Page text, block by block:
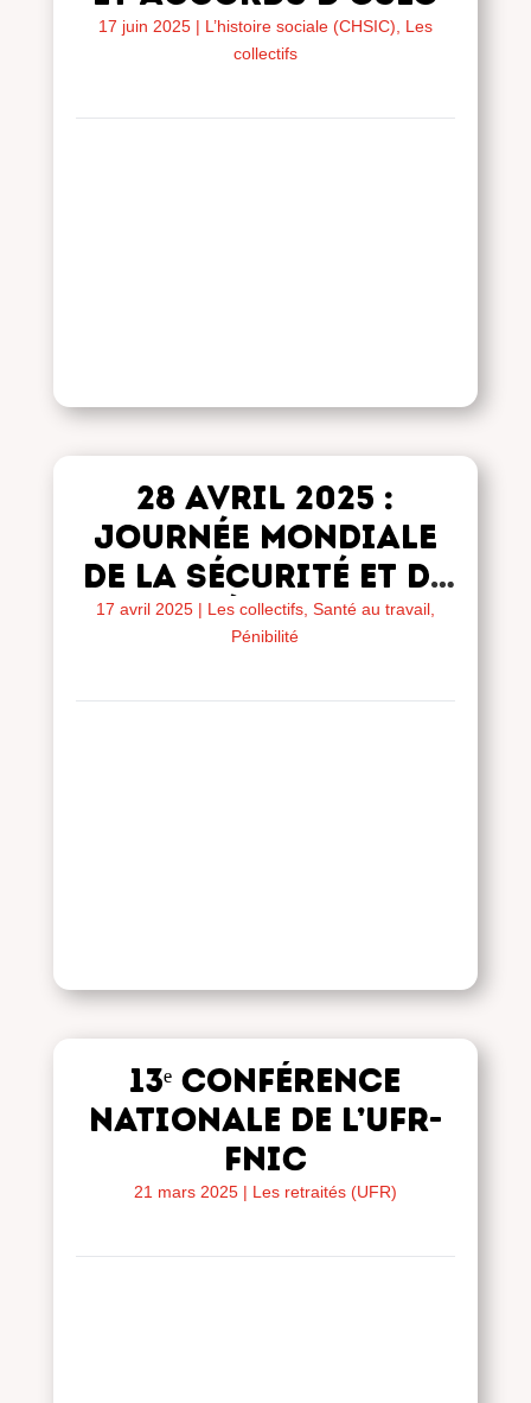
17 juin 2025| L’histoire sociale (CHSIC)
Les
collectifs
28 avril 2025 :
JOURNÉE MONDIALE
DE LA sécurité et de
la santé au travail
17 avril 2025| Les collectifs, Santé au travail,
Pénibilité
13ᵉ Conférence
nationale de l’UFR-
FNIC
21 mars 2025| Les retraités (UFR)